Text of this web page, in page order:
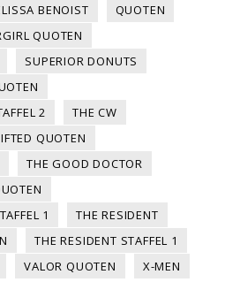
BENOIST
QUOTEN
QUOTEN
SUPERIOR DONUTS
2
THE CW
QUOTEN
THE GOOD DOCTOR
1
THE RESIDENT
THE RESIDENT STAFFEL 1
VALOR QUOTEN X-MEN